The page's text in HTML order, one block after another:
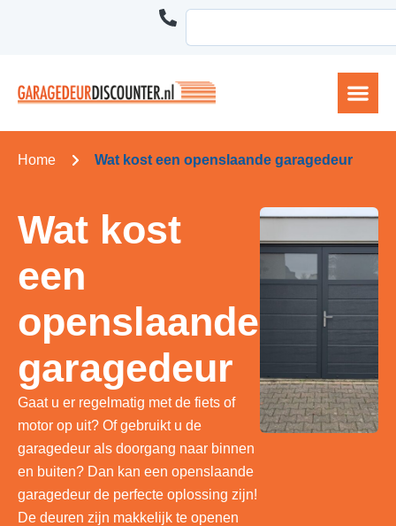
Home Wat kost een openslaande garagedeur
Wat kost
een
openslaande
garagedeur
Gaat u er regelmatig met de fiets of
motor op uit? Of gebruikt u de
garagedeur als doorgang naar binnen
en buiten? Dan kan een openslaande
garagedeur de perfecte oplossing zijn!
De deuren zijn makkelijk te openen